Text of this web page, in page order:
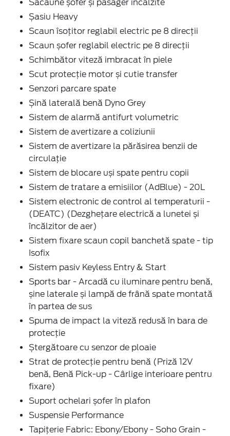
Sacaune șofer și pasager încălzite
Șasiu Heavy
Scaun îsoțitor reglabil electric pe 8 direcţii
Scaun șofer reglabil electric pe 8 direcţii
Schimbător viteză imbracat în piele
Scut protecție motor și cutie transfer
Senzori parcare spate
Șină laterală benă Dyno Grey
Sistem de alarmă antifurt volumetric
Sistem de avertizare a coliziunii
Sistem de avertizare la părăsirea benzii de
circulație
Sistem de blocare uși spate pentru copii
Sistem de tratare a emisiilor (AdBlue) - 20L
Sistem electronic de control al temperaturii -
(DEATC) (Dezghețare electrică a lunetei și
încălzitor de aer)
Sistem fixare scaun copil banchetă spate - tip
Isofix
Sistem pasiv Keyless Entry & Start
Sports bar - Arcadă cu iluminare pentru benă,
șine laterale și lampă de frână spate montată
în partea de sus
Spuma de impact la viteză redusă în bara de
protecție
Ștergătoare cu senzor de ploaie
Strat de protecție pentru benă (Priză 12V
benă, Benă Pick-up - Cârlige interioare pentru
fixare)
Suport ochelari șofer în plafon
Suspensie Performance
Tapițerie Fabric: Ebony/Ebony - Soho Grain -